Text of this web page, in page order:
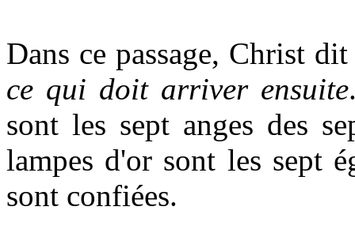
Dans ce passage, Christ
ce qui doit arriver ensuite
sont les sept anges des
lampes d'or sont les sept
sont confiées.